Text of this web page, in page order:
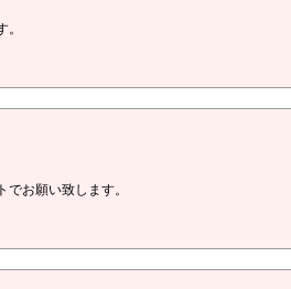
お願い致します。